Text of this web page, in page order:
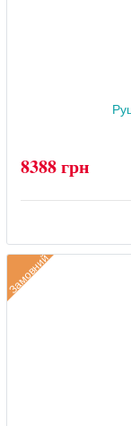
8388 грн
Замовний